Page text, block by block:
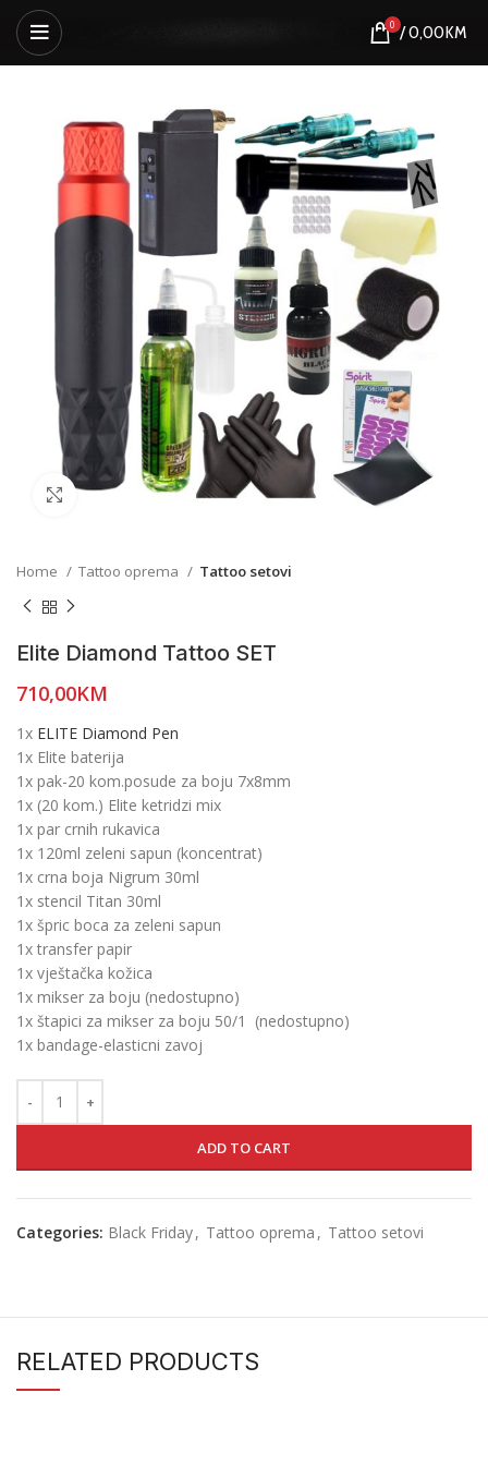
0 /0,00KM
Click to enlarge
Home Tattoo oprema Tattoo setovi
Elite Diamond Tattoo SET
710,00KM
1x ELITE Diamond Pen
1x Elite baterija
1x pak-20 kom.posude za boju 7x8mm
1x (20 kom.) Elite ketridzi mix
1x par crnih rukavica
1x 120ml zeleni sapun (koncentrat)
1x crna boja Nigrum 30ml
1x stencil Titan 30ml
1x špric boca za zeleni sapun
1x transfer papir
1x vještačka kožica
1x mikser za boju (nedostupno)
1x štapici za mikser za boju 50/1 (nedostupno)
1x bandage-elasticni zavoj
ADD TO CART
Categories: Black Friday, Tattoo oprema , Tattoo setovi
RELATED PRODUCTS